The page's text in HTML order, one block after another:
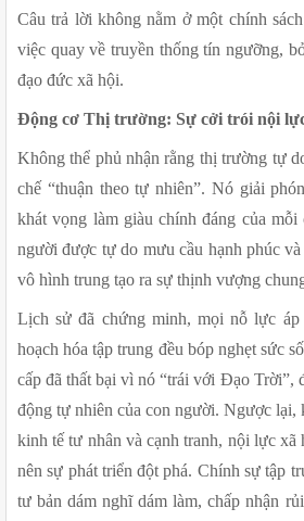
Câu trả lời không nằm ở một chính
việc quay về truyền thống tín ngưỡng,
đạo đức xã hội.
Động cơ Thị trường: Sự cởi trói nội
Không thể phủ nhận rằng thị trường tự
chế “thuận theo tự nhiên”. Nó giải
khát vọng làm giàu chính đáng của
người được tự do mưu cầu hạnh phúc
vô hình trung tạo ra sự thịnh vượng
Lịch sử đã chứng minh, mọi nỗ lực
hoạch hóa tập trung đều bóp nghẹt sức
cấp đã thất bại vì nó “trái với Đạo Trời”,
động tự nhiên của con người. Ngược lại,
kinh tế tư nhân và cạnh tranh, nội lực xã
nên sự phát triển đột phá. Chính sự tập
tư bản dám nghĩ dám làm, chấp nhận